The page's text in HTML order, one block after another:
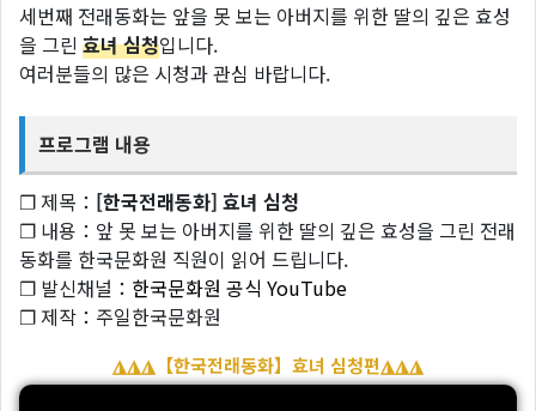
세번째 전래동화는 앞을 못 보는 아버지를 위한 딸의 깊은 효성
을 그린 효녀 심청입니다.
여러분들의 많은 시청과 관심 바랍니다.
프로그램 내용
❐ 제목： [한국전래동화] 효녀 심청
❐ 내용：앞 못 보는 아버지를 위한 딸의 깊은 효성을 그린 전래
동화를 한국문화원 직원이 읽어 드립니다.
❐ 발신채널： 한국문화원 공식 YouTube
❐ 제작：주일한국문화원
◮◮◮【한국전래동화】효녀 심청편◮◮◮